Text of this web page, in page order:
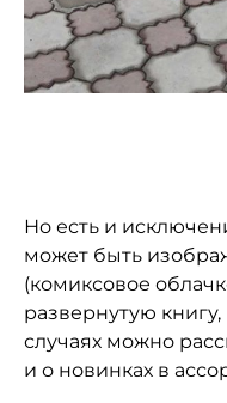
Но есть и
может быть
(комиксовое
развернутую
случаях можно
и о новинках в